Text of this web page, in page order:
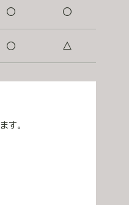
〇 〇
〇 △
す。